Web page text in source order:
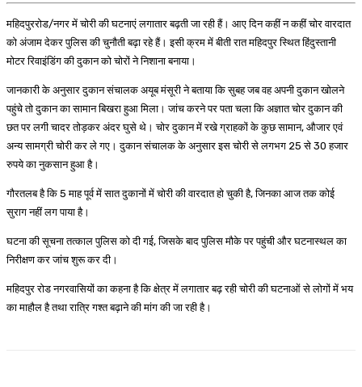
महिदपुररोड/नगर में चोरी की घटनाएं लगातार बढ़ती जा रही हैं। आए दिन कहीं न कहीं चोर वारदात
को अंजाम देकर पुलिस की चुनौती बढ़ा रहे हैं। इसी क्रम में बीती रात महिदपुर स्थित हिंदुस्तानी
मोटर रिवाइंडिंग की दुकान को चोरों ने निशाना बनाया।
जानकारी के अनुसार दुकान संचालक अयूब मंसूरी ने बताया कि सुबह जब वह अपनी दुकान खोलने
पहुंचे तो दुकान का सामान बिखरा हुआ मिला। जांच करने पर पता चला कि अज्ञात चोर दुकान की
छत पर लगी चादर तोड़कर अंदर घुसे थे। चोर दुकान में रखे ग्राहकों के कुछ सामान, औजार एवं
अन्य सामग्री चोरी कर ले गए। दुकान संचालक के अनुसार इस चोरी से लगभग 25 से 30 हजार
रुपये का नुकसान हुआ है।
गौरतलब है कि 5 माह पूर्व में सात दुकानों में चोरी की वारदात हो चुकी है, जिनका आज तक कोई
सुराग नहीं लग पाया है।
घटना की सूचना तत्काल पुलिस को दी गई, जिसके बाद पुलिस मौके पर पहुंची और घटनास्थल का
निरीक्षण कर जांच शुरू कर दी।
महिदपुर रोड नगरवासियों का कहना है कि क्षेत्र में लगातार बढ़ रही चोरी की घटनाओं से लोगों में भय
का माहौल है तथा रात्रि गश्त बढ़ाने की मांग की जा रही है।